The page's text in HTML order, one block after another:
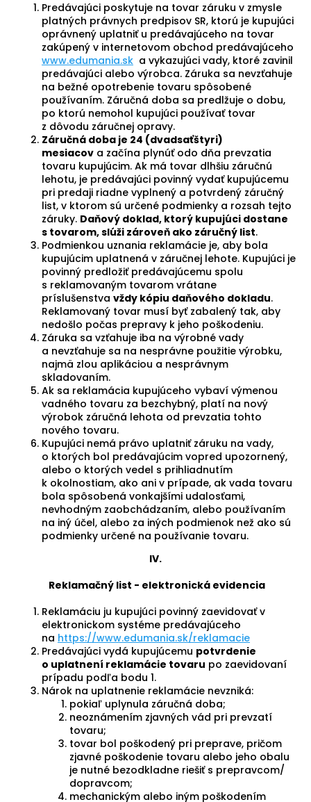
Predávajúci poskytuje na tovar záruku v zmysle
platných právnych predpisov SR, ktorú je kupujúci
oprávnený uplatniť u predávajúceho na tovar
zakúpený v internetovom obchod predávajúceho
www.edumania.sk a vykazujúci vady, ktoré zavinil
predávajúci alebo výrobca. Záruka sa nevzťahuje
na bežné opotrebenie tovaru spôsobené
používaním. Záručná doba sa predlžuje o dobu,
po ktorú nemohol kupujúci používať tovar
z dôvodu záručnej opravy.
Záručná doba je 24 (dvadsaťštyri)
mesiacov a začína plynúť odo dňa prevzatia
tovaru kupujúcim. Ak má tovar dlhšiu záručnú
lehotu, je predávajúci povinný vydať kupujúcemu
pri predaji riadne vyplnený a potvrdený záručný
list, v ktorom sú určené podmienky a rozsah tejto
záruky. Daňový doklad, ktorý kupujúci dostane
s tovarom, slúži zároveň ako záručný list.
Podmienkou uznania reklamácie je, aby bola
kupujúcim uplatnená v záručnej lehote. Kupujúci je
povinný predložiť predávajúcemu spolu
s reklamovaným tovarom vrátane
príslušenstva vždy kópiu daňového dokladu.
Reklamovaný tovar musí byť zabalený tak, aby
nedošlo počas prepravy k jeho poškodeniu.
Záruka sa vzťahuje iba na výrobné vady
a nevzťahuje sa na nesprávne použitie výrobku,
najmä zlou aplikáciou a nesprávnym
skladovaním.
Ak sa reklamácia kupujúceho vybaví výmenou
vadného tovaru za bezchybný, platí na nový
výrobok záručná lehota od prevzatia tohto
nového tovaru.
Kupujúci nemá právo uplatniť záruku na vady,
o ktorých bol predávajúcim vopred upozornený,
alebo o ktorých vedel s prihliadnutím
k okolnostiam, ako ani v prípade, ak vada tovaru
bola spôsobená vonkajšími udalosťami,
nevhodným zaobchádzaním, alebo používaním
na iný účel, alebo za iných podmienok než ako sú
podmienky určené na používanie tovaru.
IV.
Reklamačný list - elektronická evidencia
Reklamáciu ju kupujúci povinný zaevidovať v
elektronickom systéme predávajúceho
na https://www.edumania.sk/reklamacie
Predávajúci vydá kupujúcemu potvrdenie
o uplatnení reklamácie tovaru po zaevidovaní
prípadu podľa bodu 1.
Nárok na uplatnenie reklamácie nevzniká:
pokiaľ uplynula záručná doba;
neoznámením zjavných vád pri prevzatí
tovaru;
tovar bol poškodený pri preprave, pričom
zjavné poškodenie tovaru alebo jeho obalu
je nutné bezodkladne riešiť s prepravcom/
dopravcom;
mechanickým alebo iným poškodením